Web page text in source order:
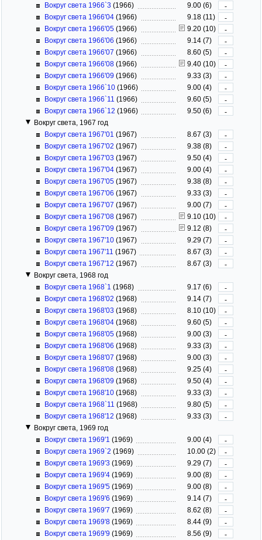
Вокруг света 1966`3 (1966) 9.00 (6)
-
Вокруг света 1966'04 (1966) 9.18 (11)
-
Вокруг света 1966'05 (1966) 9.20 (10)
-
Вокруг света 1966'06 (1966) 9.14 (7)
-
Вокруг света 1966'07 (1966) 8.60 (5)
-
Вокруг света 1966'08 (1966) 9.40 (10)
-
Вокруг света 1966'09 (1966) 9.33 (3)
-
Вокруг света 1966`10 (1966) 9.00 (4)
-
Вокруг света 1966`11 (1966) 9.60 (5)
-
Вокруг света 1966`12 (1966) 9.50 (6)
-
Вокруг света, 1967 год
Вокруг света 1967'01 (1967) 8.67 (3)
-
Вокруг света 1967'02 (1967) 9.38 (8)
-
Вокруг света 1967'03 (1967) 9.50 (4)
-
Вокруг света 1967'04 (1967) 9.00 (4)
-
Вокруг света 1967'05 (1967) 9.38 (8)
-
Вокруг света 1967'06 (1967) 9.33 (3)
-
Вокруг света 1967'07 (1967) 9.00 (7)
-
Вокруг света 1967'08 (1967) 9.10 (10)
-
Вокруг света 1967'09 (1967) 9.12 (8)
-
Вокруг света 1967'10 (1967) 9.29 (7)
-
Вокруг света 1967'11 (1967) 8.67 (3)
-
Вокруг света 1967'12 (1967) 8.67 (3)
-
Вокруг света, 1968 год
Вокруг света 1968`1 (1968) 9.17 (6)
-
Вокруг света 1968'02 (1968) 9.14 (7)
-
Вокруг света 1968'03 (1968) 8.10 (10)
-
Вокруг света 1968'04 (1968) 9.60 (5)
-
Вокруг света 1968'05 (1968) 9.00 (3)
-
Вокруг света 1968'06 (1968) 9.33 (3)
-
Вокруг света 1968'07 (1968) 9.00 (3)
-
Вокруг света 1968'08 (1968) 9.25 (4)
-
Вокруг света 1968'09 (1968) 9.50 (4)
-
Вокруг света 1968'10 (1968) 9.33 (3)
-
Вокруг света 1968`11 (1968) 9.80 (5)
-
Вокруг света 1968'12 (1968) 9.33 (3)
-
Вокруг света, 1969 год
Вокруг света 1969'1 (1969) 9.00 (4)
-
Вокруг света 1969`2 (1969) 10.00 (2)
-
Вокруг света 1969'3 (1969) 9.29 (7)
-
Вокруг света 1969'4 (1969) 9.00 (8)
-
Вокруг света 1969'5 (1969) 9.00 (8)
-
Вокруг света 1969'6 (1969) 9.14 (7)
-
Вокруг света 1969'7 (1969) 8.62 (8)
-
Вокруг света 1969'8 (1969) 8.44 (9)
-
Вокруг света 1969'9 (1969) 8.56 (9)
-